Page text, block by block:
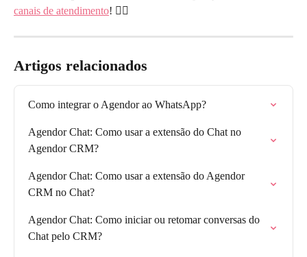
canais de atendimento! 🙋‍♀️
Artigos relacionados
Como integrar o Agendor ao WhatsApp?
Agendor Chat: Como usar a extensão do Chat no
Agendor CRM?
Agendor Chat: Como usar a extensão do Agendor
CRM no Chat?
Agendor Chat: Como iniciar ou retomar conversas do
Chat pelo CRM?